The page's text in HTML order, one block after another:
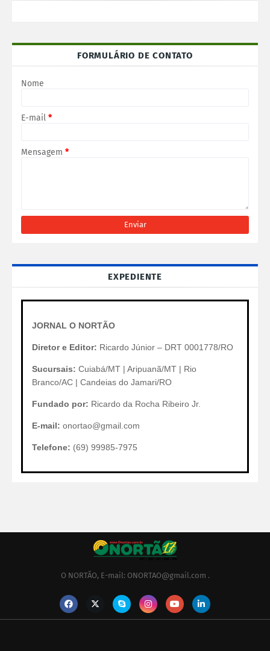
FORMULÁRIO DE CONTATO
Nome
E-mail *
Mensagem *
EXPEDIENTE
JORNAL O NORTÃO
Diretor e Editor: Ricardo Júnior – DRT 0001778/RO
Sucursais: Cuiabá/MT | Aripuanã/MT | Rio
Branco/AC | Candeias do Jamari/RO
Fundado por: Ricardo da Rocha Ribeiro Jr.
E-mail: onortao@gmail.com
Telefone: (69) 99985-7975
O NORTÃO, E-mail: ONORTAO@gmail.com .